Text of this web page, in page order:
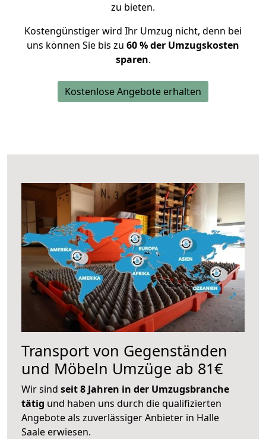
zu bieten.
Kostengünstiger wird Ihr Umzug nicht, denn bei
uns können Sie bis zu 60 % der Umzugskosten
sparen.
Kostenlose Angebote erhalten
Transport von Gegenständen
und Möbeln Umzüge ab 81€
Wir sind seit 8 Jahren in der Umzugsbranche
tätig und haben uns durch die qualifizierten
Angebote als zuverlässiger Anbieter in Halle
Saale erwiesen.